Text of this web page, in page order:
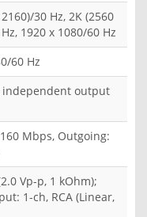
30 Hz, 2K (2560
1920 x 1080/60 Hz
60 Hz
independent output
Mbps, Outgoing:
Vp-p, 1 kOhm);
1-ch, RCA (Linear,